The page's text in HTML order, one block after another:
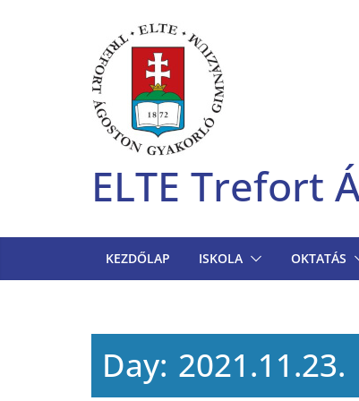
ELTE Trefort
KEZDŐLAP ISKOLA OKTATÁS
Day: 2021.11.23.